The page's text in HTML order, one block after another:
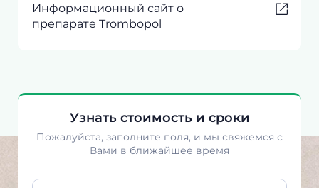
Информационный сайт о
препарате Trombopol
Узнать стоимость и сроки
Пожалуйста, заполните поля, и мы свяжемся с
Вами в ближайшее время